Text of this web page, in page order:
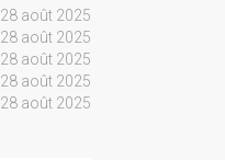
28 août 2025
28 août 2025
28 août 2025
28 août 2025
28 août 2025